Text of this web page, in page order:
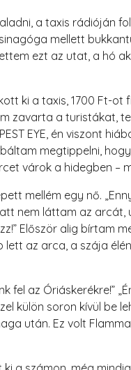
a taxis rádióján
mellett
ezt az utat, a hó
ki a taxis, 1700 Ft-
zavarta a turistákat,
EYE, én viszont
megtippelni,
várok a hidegben
mellém egy nő.
nem láttam az arcát,
Először alig bírtam
az arca, a szája
fel az Óriáskerékre!”
külön soron kívül be
után. Ez volt